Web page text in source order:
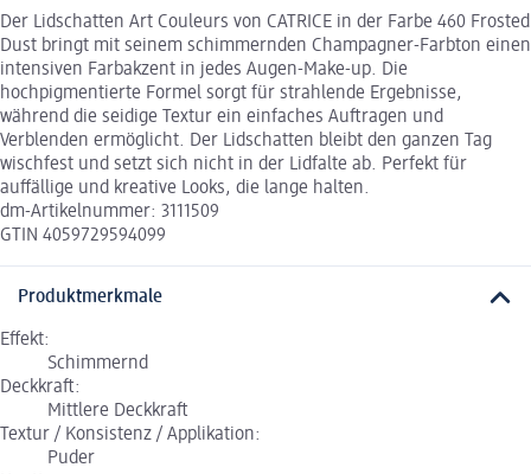
Der Lidschatten Art Couleurs von CATRICE in der Farbe 460 Frosted
Dust bringt mit seinem schimmernden Champagner-Farbton einen
intensiven Farbakzent in jedes Augen-Make-up. Die
hochpigmentierte Formel sorgt für strahlende Ergebnisse,
während die seidige Textur ein einfaches Auftragen und
Verblenden ermöglicht. Der Lidschatten bleibt den ganzen Tag
wischfest und setzt sich nicht in der Lidfalte ab. Perfekt für
auffällige und kreative Looks, die lange halten.
dm-Artikelnummer: 3111509
GTIN 4059729594099
Produktmerkmale
Effekt:
Schimmernd
Deckkraft:
Mittlere Deckkraft
Textur / Konsistenz / Applikation:
Puder